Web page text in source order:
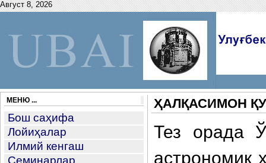
Август 8, 2026
МЕНЮ ...
Бош саҳифа
Лойиҳалар
Илмий кенгаш
Семинарлар
ҲАЛҚАСИМОН
Тез орада
астрономик